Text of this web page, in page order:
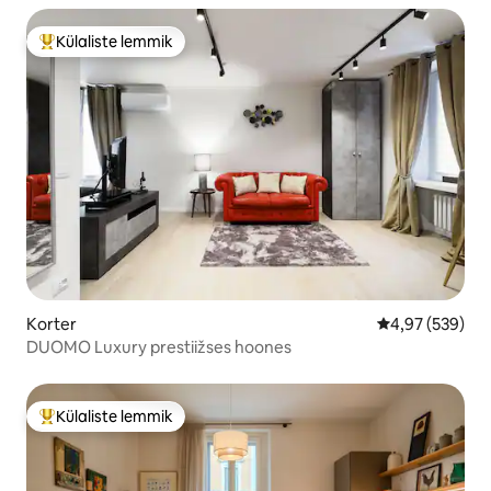
Külaliste suur lemmik
Külaliste lemmik
Korter Keskmine
4,97 (539)
DUOMO Luxury prestiižses hoones
Külaliste suur lemmik
Külaliste lemmik